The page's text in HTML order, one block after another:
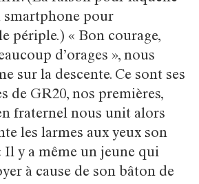
smartphone pour
périple.) « Bon courage,
d’orages », nous
sur la descente. Ce sont ses
de GR20, nos premières,
fraternel nous unit alors
les larmes aux yeux son
Il y a même un jeune qui
à cause de son bâton de